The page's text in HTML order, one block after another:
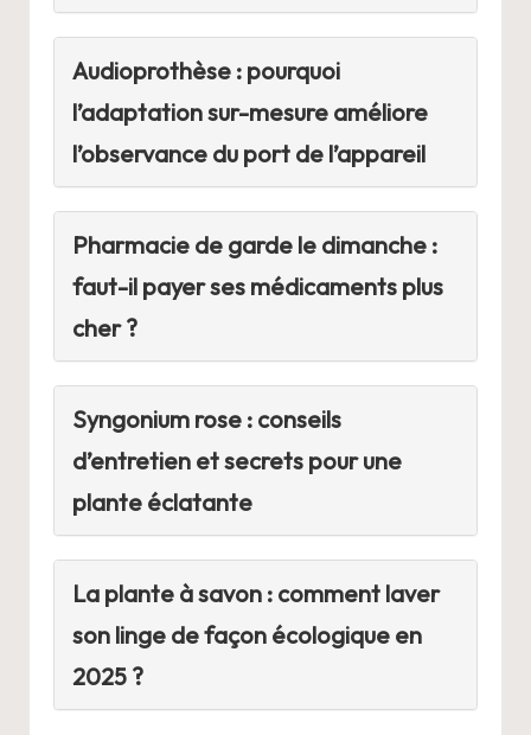
Audioprothèse : pourquoi
l’adaptation sur-mesure améliore
l’observance du port de l’appareil
Pharmacie de garde le dimanche :
faut-il payer ses médicaments plus
cher ?
Syngonium rose : conseils
d’entretien et secrets pour une
plante éclatante
La plante à savon : comment laver
son linge de façon écologique en
2025 ?